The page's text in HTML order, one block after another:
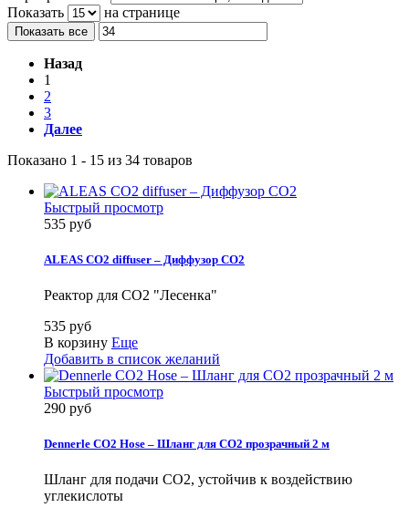
Показать
на странице
Показать все
Назад
1
2
3
Далее
Показано 1 - 15 из 34 товаров
Быстрый просмотр
535 руб
ALEAS CO2 diffuser – Диффузор CO2
Реактор для CO2 "Лесенка"
535 руб
В корзину Еще
Добавить в список желаний
Быстрый просмотр
290 руб
Dennerle CO2 Hose – Шланг для СО2 прозрачный 2 м
Шланг для подачи CO2, устойчив к воздействию
углекислоты